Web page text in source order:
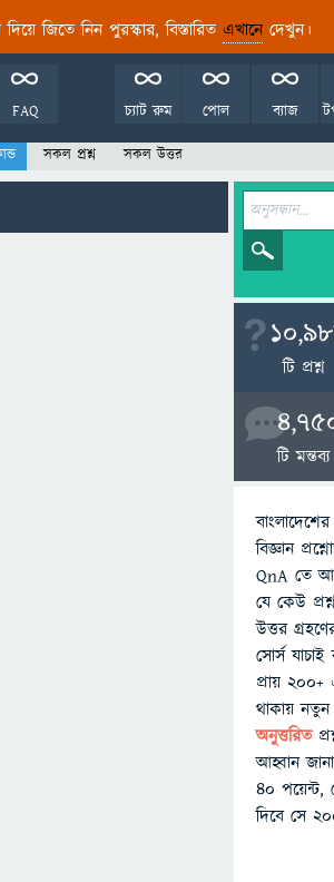
জিতে নিন পুরস্কার, বিস্তারিত এখানেদেখুন।
FAQ ব্যাজ
পোল
চ্যাট রুম
সকল প্রশ্ন সকল উত্তর
টি প্রশ্ন
টি মন্তব্য
বিজ্ঞান
QnA তে
যে কেউ
উত্তর
সোর্স
প্রায়
থাকায় নতুন
অনুত্তরিত
আহ্বান
৪০ পয়েন্ট,
দিবে সে